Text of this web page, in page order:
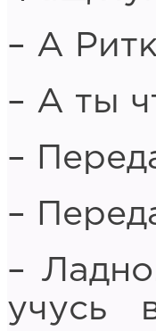
– А
– А ты
–
–
–
учусь